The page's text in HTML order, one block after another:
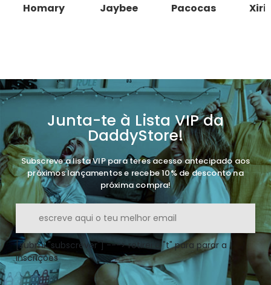
Homary Jaybee Pacocas
Junta-te à Lista VIP da
DaddyStore!
Subscreve a lista VIP para teres acesso antecipado aos
próximos lançamentos e recebe 10% de desconto na
próxima compra!
[submi "subscrever"] ---> retirei o "t" para parar a
inscrições